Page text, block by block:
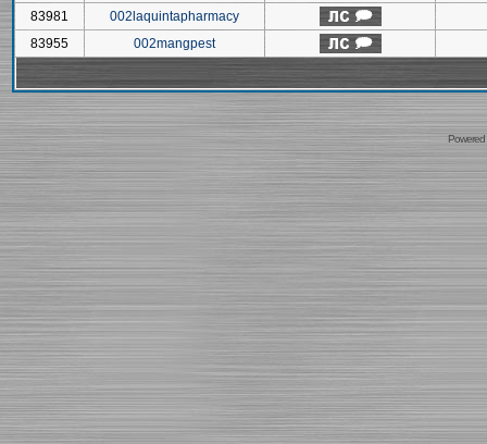
83981
002laquintapharmacy
83955
002mangpest